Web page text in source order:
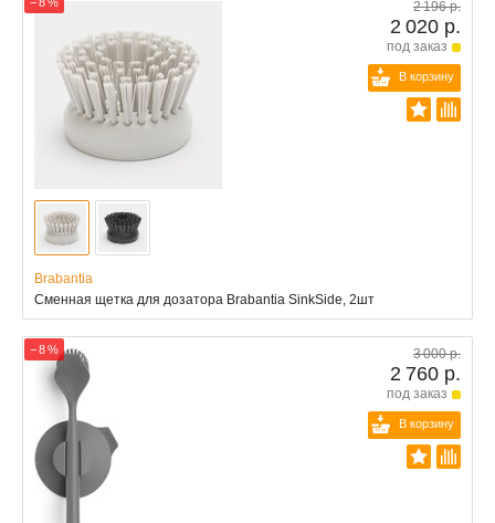
2 196 р.
2 020 р.
под заказ
В корзину
Brabantia
Сменная щетка для дозатора Brabantia SinkSide, 2шт
− 8 % 3 000 р.
2 760 р.
под заказ
В корзину